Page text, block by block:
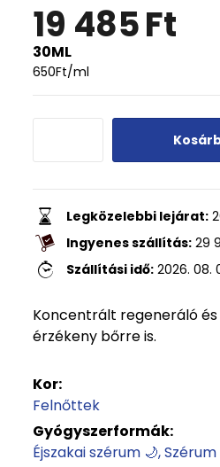
19 485Ft
30ML
650Ft/ml
Legközelebbi lejárat:
Ingyenes szállítás: 29
Szállítási idő: 2026. 08.
Koncentrált regeneráló
érzékeny bőrre is.
Kor:
Felnőttek
Gyógyszerformák:
Éjszakai szérum 🌙 Szérum